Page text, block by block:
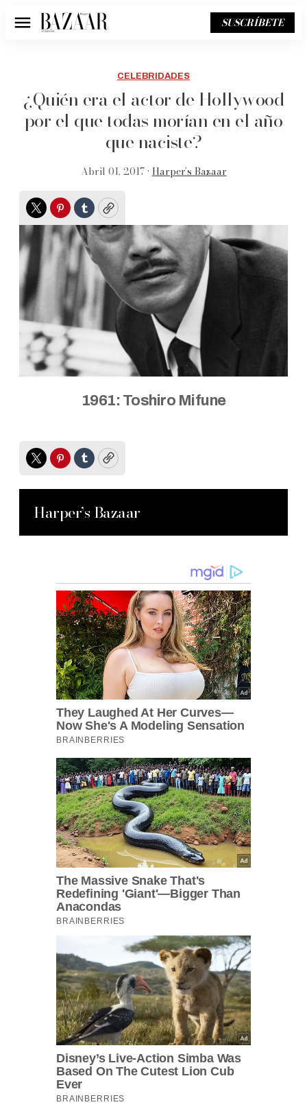
Menú SUSCRÍBETE
CELEBRIDADES
¿Quién era el actor de Hollywood
por el que todas morían en el año
que naciste?
Abril 01, 2017 • Harper’s Bazaar
TwitterPinterest
TumblrCopy
1961: Toshiro Mifune
TwitterPinterest
TumblrCopy
Harper’s Bazaar